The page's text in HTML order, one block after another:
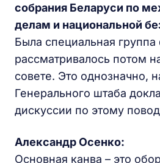
собрания Беларуси по
делам и национальной
Была специальная группа
рассматривалось потом
совете. Это однозначно,
Генерального штаба
дискуссии по этому
Александр Осенко:
Основная канва – это